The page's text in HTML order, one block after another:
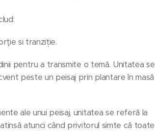
si tranziție.
pentru a transmite o temă. Unitatea se
peste un peisaj prin plantare în masă
ale unui peisaj, unitatea se referă la
atunci când privitorul simte că toate